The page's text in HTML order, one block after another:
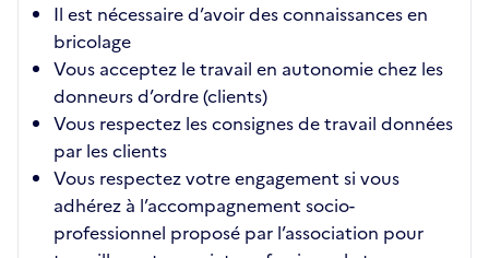
Il est nécessaire d’avoir des connaissances en
bricolage
Vous acceptez le travail en autonomie chez les
donneurs d’ordre (clients)
Vous respectez les consignes de travail données
par les clients
Vous respectez votre engagement si vous
adhérez à l’accompagnement socio-
professionnel proposé par l’association pour